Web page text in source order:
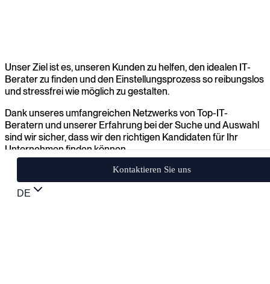
Unser Ziel ist es, unseren Kunden zu helfen, den idealen IT-
Berater zu finden und den Einstellungsprozess so reibungslos
und stressfrei wie möglich zu gestalten.
Dank unseres umfangreichen Netzwerks von Top-IT-
Beratern und unserer Erfahrung bei der Suche und Auswahl
sind wir sicher, dass wir den richtigen Kandidaten für Ihr
Unternehmen finden können.
Kontaktieren Sie uns
DE